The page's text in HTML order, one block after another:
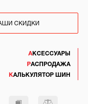
АКСЕССУАРЫ
РАСПРОДАЖА
КАЛЬКУЛЯТОР ШИН
СКИДКИ